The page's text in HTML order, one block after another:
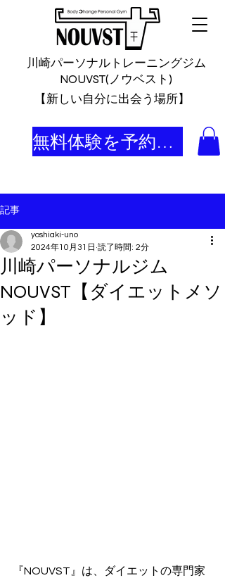
川崎パーソナルトレーニングジム
NOUVST(ノウベスト)
無料体験を予約する
​【新しい自分に出会う場所】
記事
川崎パーソナルジム
NOUVST【ダイエットメソ
ッド】
yoshiaki-uno
2024年10月31日 読了時間: 2分
『NOUVST』は、ダイエットの専門家